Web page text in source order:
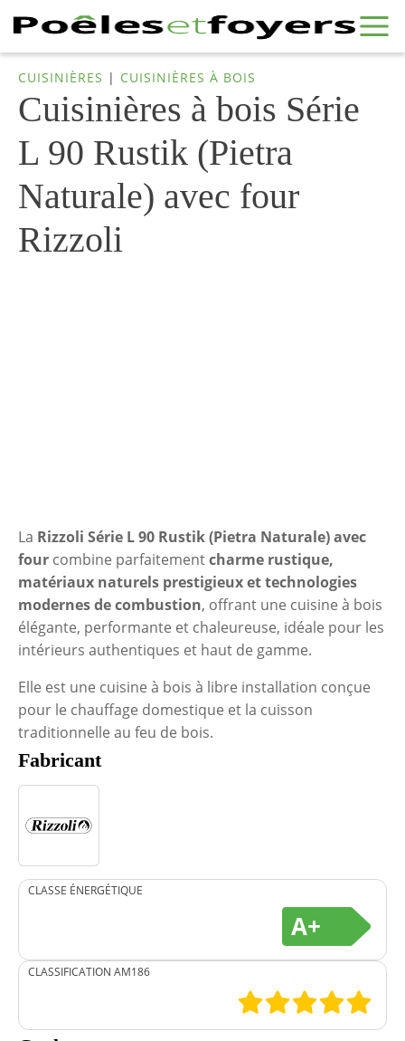
CUISINIÈRES | CUISINIÈRES À BOIS
Cuisinières à bois Série
L 90 Rustik (Pietra
Naturale) avec four
Rizzoli
La Rizzoli Série L 90 Rustik (Pietra Naturale) avec
four combine parfaitementcharme rustique,
matériaux naturels prestigieux et technologies
modernes de combustion, offrant une cuisine à bois
élégante, performante et chaleureuse, idéale pour les
intérieurs authentiques et haut de gamme.
Elle est une cuisine à bois à libre installation conçue
pour le chauffage domestique et la cuisson
traditionnelle au feu de bois.
Fabricant
CLASSE ÉNERGÉTIQUE
A+
CLASSIFICATION AM186